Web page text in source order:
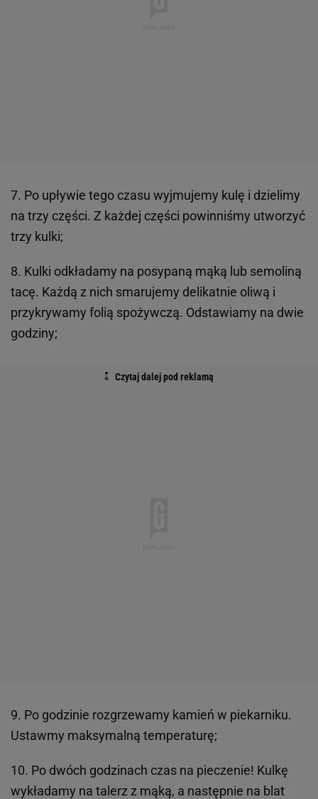
7. Po upływie tego czasu wyjmujemy kulę i dzielimy
na trzy części. Z każdej części powinniśmy utworzyć
trzy kulki;
8. Kulki odkładamy na posypaną mąką lub semoliną
tacę. Każdą z nich smarujemy delikatnie oliwą i
przykrywamy folią spożywczą. Odstawiamy na dwie
godziny;
9. Po godzinie rozgrzewamy kamień w piekarniku.
Ustawmy maksymalną temperaturę;
10. Po dwóch godzinach czas na pieczenie! Kulkę
wykładamy na talerz z mąką, a następnie na blat